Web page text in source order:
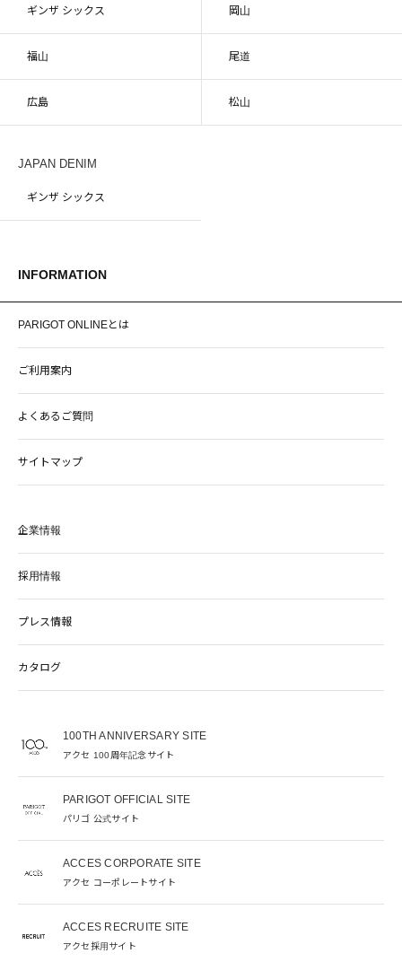
ギンザ シックス 岡山
福山 尾道
広島 松山
JAPAN DENIM
ギンザ シックス
INFORMATION
PARIGOT ONLINEとは
ご利用案内
よくあるご質問
サイトマップ
企業情報
採用情報
プレス情報
カタログ
100TH ANNIVERSARY SITE
アクセ 100周年記念サイト
PARIGOT OFFICIAL SITE
パリゴ 公式サイト
ACCES CORPORATE SITE
アクセ コーポレートサイト
ACCES RECRUITE SITE
アクセ採用サイト